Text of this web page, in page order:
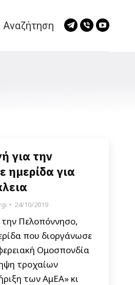
Αναζήτηση
Telegram
Viber
για την
ημερίδα για
24/10/2019
την Πελοπόννησο,
που διοργάνωσε
Ομοσπονδία
τροχαίων
των ΑμΕΑ» κι